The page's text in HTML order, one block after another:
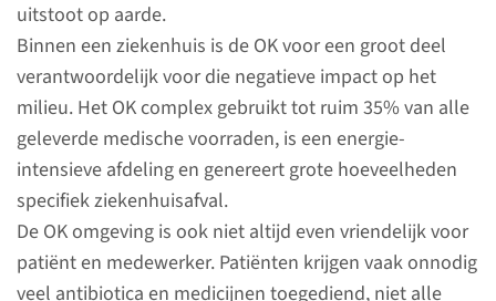
uitstoot op aarde.
Binnen een ziekenhuis is de OK voor een groot deel
verantwoordelijk voor die negatieve impact op het
milieu. Het OK complex gebruikt tot ruim 35% van alle
geleverde medische voorraden, is een energie-
intensieve afdeling en genereert grote hoeveelheden
specifiek ziekenhuisafval.
De OK omgeving is ook niet altijd even vriendelijk voor
patiënt en medewerker. Patiënten krijgen vaak onnodig
veel antibiotica en medicijnen toegediend, niet alle
Over de Groene OK
Onze ambitie is dat we de
groenste OK van Europa
hebben. Een groene OK is een
operatiekamer waar het milieu